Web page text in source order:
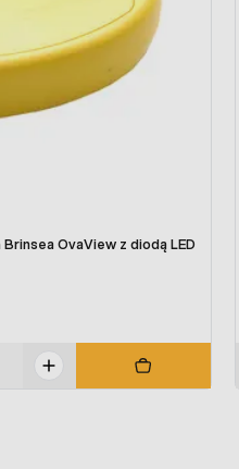
OvaView z diodą LED